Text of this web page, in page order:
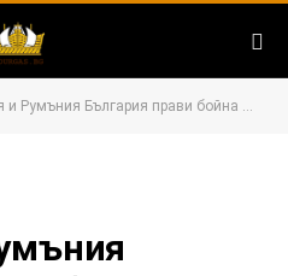
България прави бойна група за сигурност в Черно море